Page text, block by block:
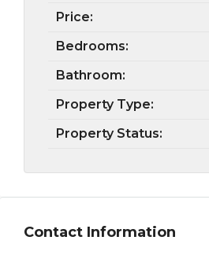
Price:
Bedrooms:
Bathroom:
Property Type:
Property Status:
Contact Information